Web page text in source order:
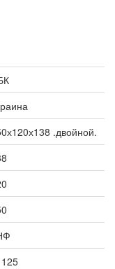
.двойной.